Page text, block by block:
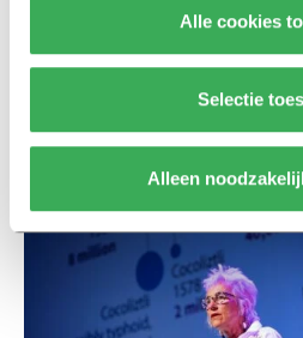
Alle cookies
Selectie
Alleen
Maak het
zodat
Bekijk meer recent